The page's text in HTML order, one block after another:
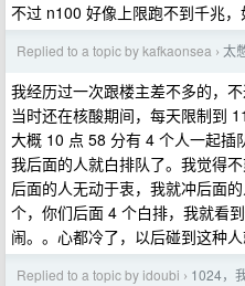
不过 n100 好像上限跑不到千兆
Replied to a topic by kafkaonsea › 太
我经历过一次跟楼主差不多的，
当时还在核酸期间，每天限制到
大概 10 点 58 分有 4 个人一起插
我后面的人就白排队了。我觉得不
后面的人无动于衷，我就冲后面
个，你们后面 4 个白排，我就看
闹。。心都冷了，以后碰到这种
Replied to a topic by idoubi › 1024，